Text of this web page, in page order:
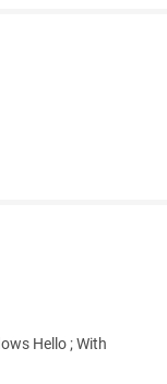
Hello ; With